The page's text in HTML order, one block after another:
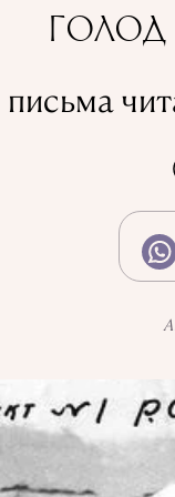
ГОЛОД